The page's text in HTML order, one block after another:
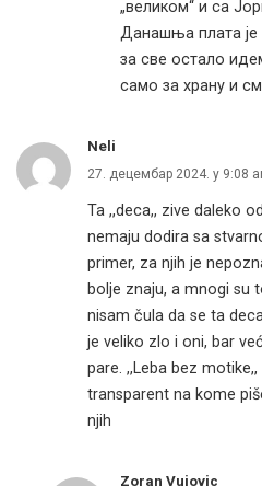
„великом“ и са
Данашња плата је
за све остало
само за храну и
Neli
27. децембар 2024. у 9:08
Ta ,,deca,, zive daleko
nemaju dodira sa
primer, za njih je
bolje znaju, a mnogi su
nisam čula da se ta
je veliko zlo i oni, bar
pare. ,,Leba bez
transparent na kome
njih
Zoran Vujovic